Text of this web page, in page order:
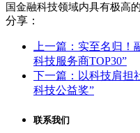
国金融科技领域内具有极高
分享：
上一篇：实至名归！
科技服务商TOP30”
下一篇：以科技肩担
科技公益奖”
联系我们